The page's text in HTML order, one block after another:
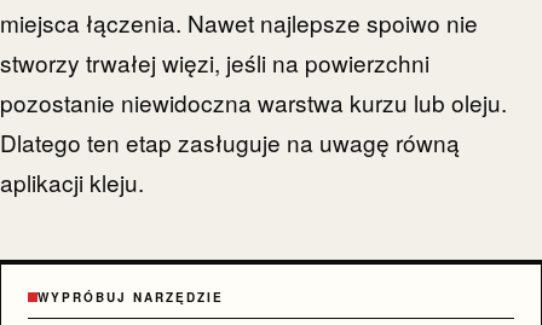
miejsca łączenia. Nawet najlepsze spoiwo nie
stworzy trwałej więzi, jeśli na powierzchni
pozostanie niewidoczna warstwa kurzu lub oleju.
Dlatego ten etap zasługuje na uwagę równą
aplikacji kleju.
WYPRÓBUJ NARZĘDZIE